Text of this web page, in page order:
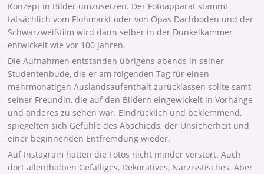
Konzept in Bilder umzusetzen. Der Fotoapparat stammt
tatsächlich vom Flohmarkt oder von Opas Dachboden und der
Schwarzweißfilm wird dann selber in der Dunkelkammer
entwickelt wie vor 100 Jahren.
Die Aufnahmen entstanden übrigens abends in seiner
Studentenbude, die er am folgenden Tag für einen
mehrmonatigen Auslandsaufenthalt zurücklassen sollte samt
seiner Freundin, die auf den Bildern eingewickelt in Vorhänge
und anderes zu sehen war. Eindrücklich und beklemmend,
spiegelten sich Gefühle des Abschieds, der Unsicherheit und
einer beginnenden Entfremdung wieder.
Auf Instagram hätten die Fotos nicht minder verstört. Auch
dort allenthalben Gefälliges, Dekoratives, Narzisstisches. Aber